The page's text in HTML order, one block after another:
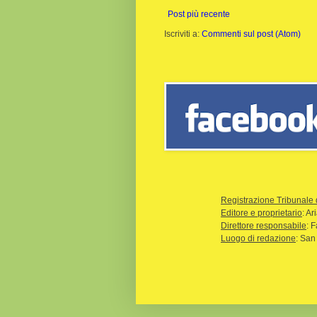
Post più recente
Iscriviti a: Commenti sul post (Atom)
Registrazione Tribunale
Editore e proprietario:
Direttore responsabile:
Luogo di redazione: